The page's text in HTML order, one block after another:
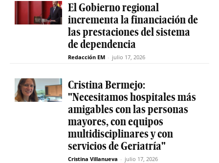
El Gobierno regional
incrementa la financiación de
las prestaciones del sistema
de dependencia
Redacción EM - julio 17, 2026
Cristina Bermejo:
"Necesitamos hospitales más
amigables con las personas
mayores, con equipos
multidisciplinares y con
servicios de Geriatría"
Cristina Villanueva - julio 17, 2026